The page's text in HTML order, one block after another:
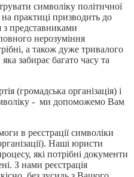
символіку політичної
на практиці призводить до
з представниками
нерозуміння
а також дуже тривалого
забирає багато часу та
(громадська організація) і
- ми допоможемо Вам
в реєстрації символіки
Наші юристи
які потрібні документи
З нами реєстрація